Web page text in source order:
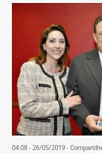
04:08 - 26/05/2019-